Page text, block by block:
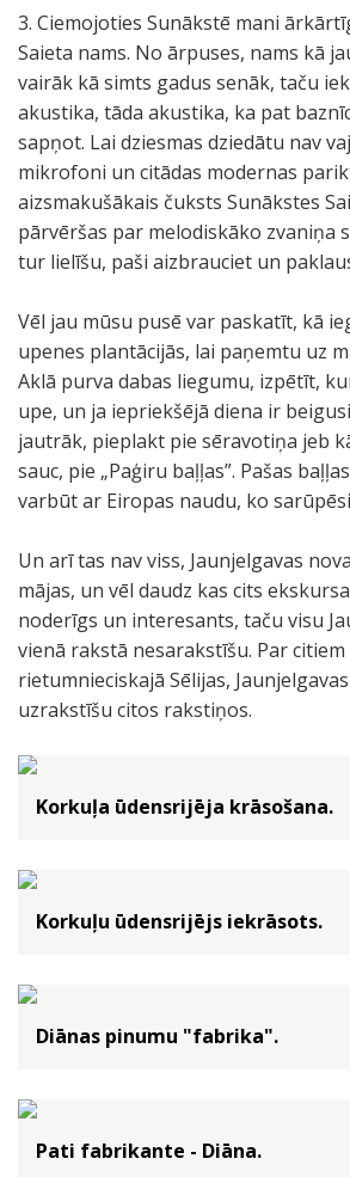
3. Ciemojoties Sunākstē mani
Saieta nams. No ārpuses, nams kā
vairāk kā simts gadus senāk, taču
akustika, tāda akustika, ka pat
sapņot. Lai dziesmas dziedātu nav
mikrofoni un citādas modernas
aizsmakušākais čuksts Sunākstes
pārvēršas par melodiskāko zvaniņa
tur lielīšu, paši aizbrauciet un
Vēl jau mūsu pusē var paskatīt, kā
upenes plantācijās, lai paņemtu uz
Aklā purva dabas liegumu, izpētīt,
upe, un ja iepriekšējā diena ir
jautrāk, pieplakt pie sēravotiņa jeb
sauc, pie „Paģiru baļļas”. Pašas
varbūt ar Eiropas naudu, ko
Un arī tas nav viss, Jaunjelgavas
mājas, un vēl daudz kas cits
noderīgs un interesants, taču visu
vienā rakstā nesarakstīšu. Par
rietumnieciskajā Sēlijas,
uzrakstīšu citos rakstiņos.
Korkuļa ūdensrijēja krāsošana.
Korkuļu ūdensrijējs iekrāsots.
Diānas pinumu "fabrika".
Pati fabrikante - Diāna.